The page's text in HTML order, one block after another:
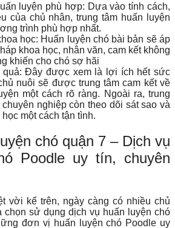
luyện phù hợp: Dựa vào tính cách,
của chủ nhân, trung tâm huấn luyện
trình phù hợp nhất.
học: Huấn luyện chó bài bản sẽ áp
khoa học, nhân văn, cam kết không
khiến cho chó sợ hãi
quả: Đây được xem là lợi ích hết sức
nuôi sẽ được trung tâm cam kết về
một cách rõ ràng. Ngoài ra, trung
nghiệp còn theo dõi sát sao và
một cách tận tình.
chó quận 7 – Dịch vụ
Poodle uy tín, chuyên
vời kể trên, ngày càng có nhiều chủ
chọn sử dụng dịch vụ huấn luyện chó
đơn vị huấn luyện chó Poodle uy